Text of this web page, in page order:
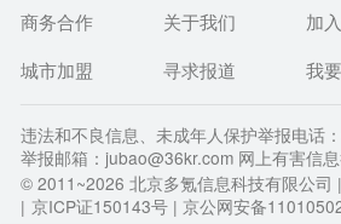
商务合作 关于我们 加
城市加盟
寻求报道 我
违法和不良信息、未成年人保护举报电话
举报邮箱：jubao@36kr.com 网上有害信
© 2011~2026 北京多氪信息科技有限公司 |
| 京ICP证150143号 | 京公网安备